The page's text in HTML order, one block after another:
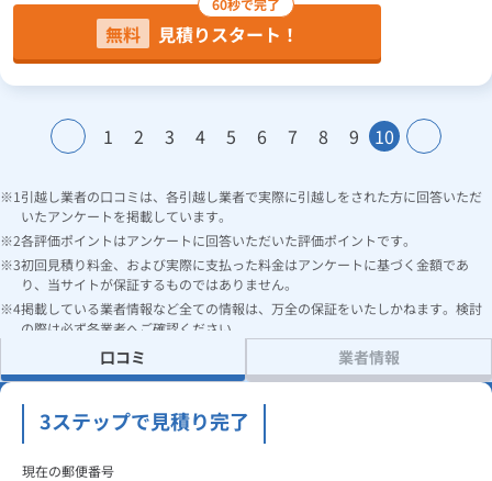
無料 見積りスタート！
1 2 3 4 5 6 7 8 9 10
引越し業者の口コミは、各引越し業者で実際に引越しをされた方に回答いただ
いたアンケートを掲載しています。
各評価ポイントはアンケートに回答いただいた評価ポイントです。
初回見積り料金、および実際に支払った料金はアンケートに基づく金額であ
り、当サイトが保証するものではありません。
掲載している業者情報など全ての情報は、万全の保証をいたしかねます。検討
の際は必ず各業者へご確認ください。
口コミ 業者情報
3ステップで見積り完了
現在の郵便番号